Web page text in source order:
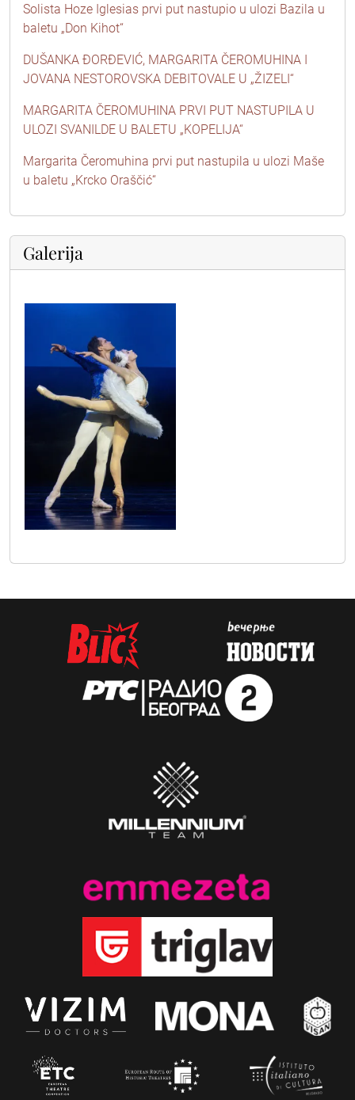
Solista Hoze Iglesias prvi put nastupio u ulozi Bazila u
baletu „Don Kihot“
DUŠANKA ĐORĐEVIĆ, MARGARITA ČEROMUHINA I
JOVANA NESTOROVSKA DEBITOVALE U „ŽIZELI“
MARGARITA ČEROMUHINA PRVI PUT NASTUPILA U
ULOZI SVANILDE U BALETU „KOPELIJA“
Margarita Čeromuhina prvi put nastupila u ulozi Maše
u baletu „Krcko Oraščić“
Galerija
sif62855